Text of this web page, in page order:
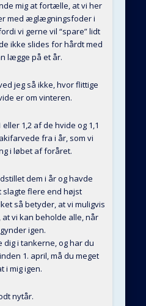
mig at fortælle, at vi her
med æglægningsfoder i
vi gerne vil “spare” lidt
ikke slides for hårdt med
lægge på et år.
jeg så ikke, hvor flittige
er om vinteren.
1,2 af de hvide og 1,1
fra i år, som vi
i løbet af foråret.
dem i år og havde
flere end højst
så betyder, at vi muligvis
vi kan beholde alle, når
igen.
dig i tankerne, og har du
1. april, må du meget
i mig igen.
nytår.